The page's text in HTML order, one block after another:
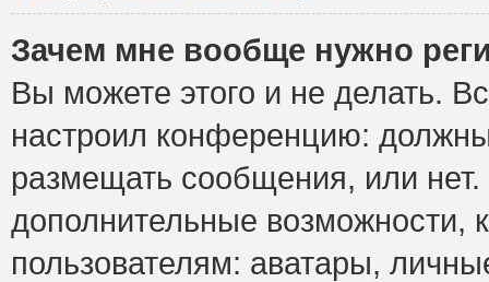
Зачем мне вообще нужно
Вы можете этого и не делать.
настроил конференцию:
размещать сообщения, или
дополнительные возможности,
пользователям: аватары,